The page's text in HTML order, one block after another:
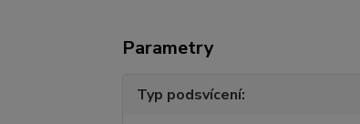
Parametry
Typ podsvícení